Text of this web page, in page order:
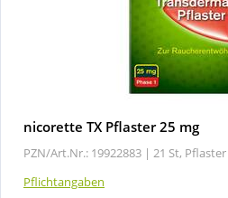
nicorette TX Pflaster 25 mg
PZN/Art.Nr.: 19922883 | 21 St,
Pflichtangaben